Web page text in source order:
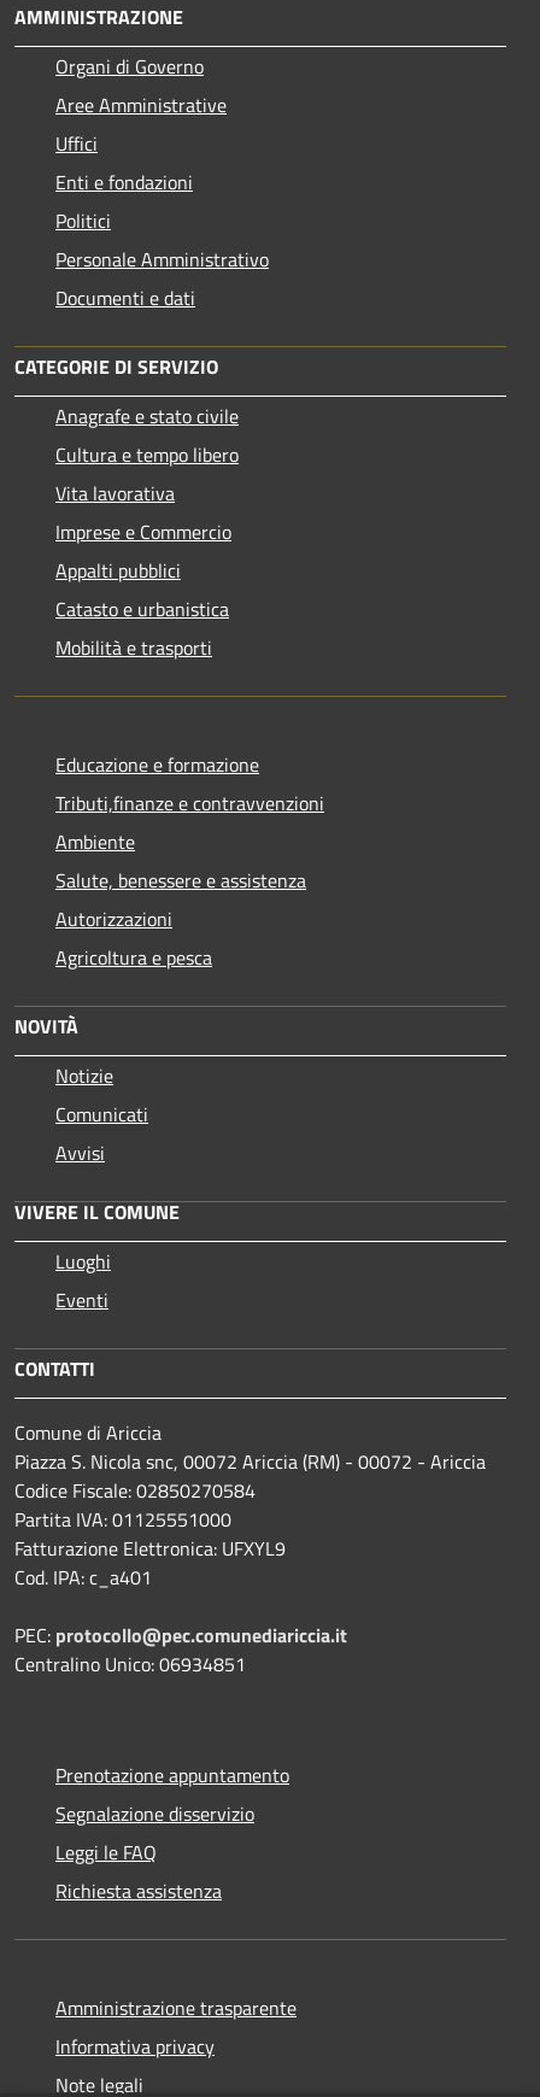
AMMINISTRAZIONE
Organi di Governo
Aree Amministrative
Uffici
Enti e fondazioni
Politici
Personale Amministrativo
Documenti e dati
CATEGORIE DI SERVIZIO
Anagrafe e stato civile
Cultura e tempo libero
Vita lavorativa
Imprese e Commercio
Appalti pubblici
Catasto e urbanistica
Mobilità e trasporti
Educazione e formazione
Tributi,finanze e contravvenzioni
Ambiente
Salute, benessere e assistenza
Autorizzazioni
Agricoltura e pesca
NOVITÀ
Notizie
Comunicati
Avvisi
VIVERE IL COMUNE
Luoghi
Eventi
CONTATTI
Comune di Ariccia
Piazza S. Nicola snc, 00072 Ariccia (RM) - 00072 - Ariccia
Codice Fiscale: 02850270584
Partita IVA: 01125551000
Fatturazione Elettronica: UFXYL9
Cod. IPA: c_a401
PEC: protocollo@pec.comunediariccia.it
Centralino Unico: 06934851
Prenotazione appuntamento
Segnalazione disservizio
Leggi le FAQ
Richiesta assistenza
Amministrazione trasparente
Informativa privacy
Note legali